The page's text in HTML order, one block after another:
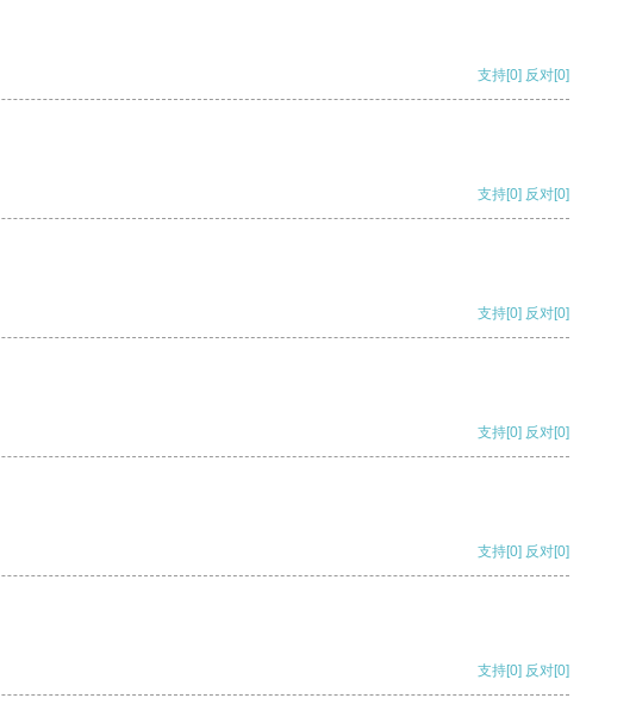
支持[0] 反对[0]
支持[0] 反对[0]
支持[0] 反对[0]
支持[0] 反对[0]
支持[0] 反对[0]
支持[0] 反对[0]